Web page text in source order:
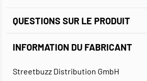
QUESTIONS SUR LE PRODUIT
INFORMATION DU FABRICANT
Streetbuzz Distribution GmbH